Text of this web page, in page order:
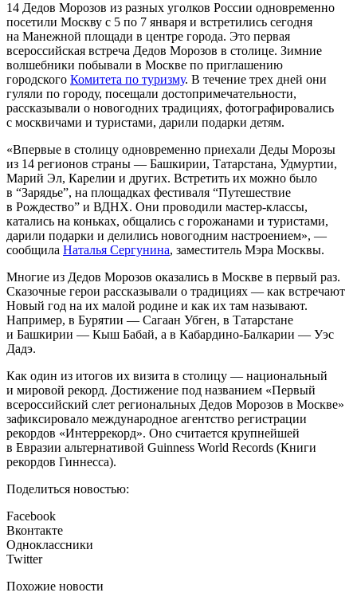
14 Дедов Морозов из разных уголков России одновременно
посетили Москву с 5 по 7 января и встретились сегодня
на Манежной площади в центре города. Это первая
всероссийская встреча Дедов Морозов в столице. Зимние
волшебники побывали в Москве по приглашению
городского Комитета по туризму. В течение трех дней они
гуляли по городу, посещали достопримечательности,
рассказывали о новогодних традициях, фотографировались
с москвичами и туристами, дарили подарки детям.
«Впервые в столицу одновременно приехали Деды Морозы
из 14 регионов страны — Башкирии, Татарстана, Удмуртии,
Марий Эл, Карелии и других. Встретить их можно было
в “Зарядье”, на площадках фестиваля “Путешествие
в Рождество” и ВДНХ. Они проводили мастер-классы,
катались на коньках, общались с горожанами и туристами,
дарили подарки и делились новогодним настроением», —
сообщила Наталья Сергунина, заместитель Мэра Москвы.
Многие из Дедов Морозов оказались в Москве в первый раз.
Сказочные герои рассказывали о традициях — как встречают
Новый год на их малой родине и как их там называют.
Например, в Бурятии — Сагаан Убген, в Татарстане
и Башкирии — Кыш Бабай, а в Кабардино-Балкарии — Уэс
Дадэ.
Как один из итогов их визита в столицу — национальный
и мировой рекорд. Достижение под названием «Первый
всероссийский слет региональных Дедов Морозов в Москве»
зафиксировало международное агентство регистрации
рекордов «Интеррекорд». Оно считается крупнейшей
в Евразии альтернативой Guinness World Records (Книги
рекордов Гиннесса).
Поделиться новостью:
Facebook
Вконтакте
Одноклассники
Twitter
Похожие новости